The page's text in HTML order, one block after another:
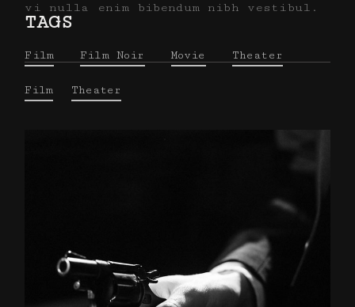
vi nulla enim bibendum nibh vestibul.
Film Theater
TAGS
Film Film Noir Movie Theater